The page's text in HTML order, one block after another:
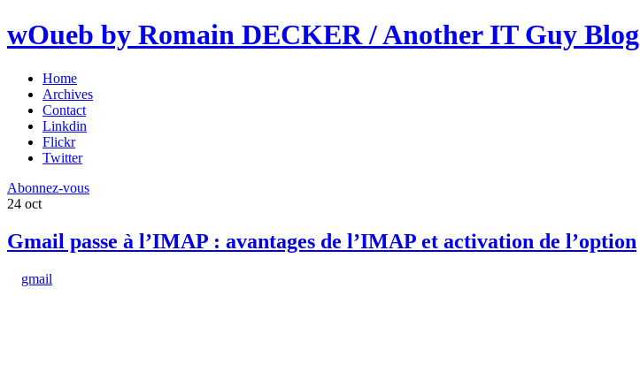
wOueb by Romain DECKER / Another IT Guy Blog
Home
Archives
Contact
Linkdin
Flickr
Twitter
Abonnez-vous
24 oct
Gmail passe à l’IMAP : avantages de l’IMAP et activation de l’option
gmail